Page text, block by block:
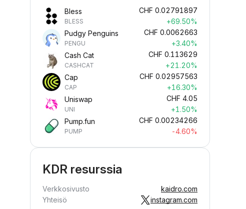
Bless
BLESS
CHF 0.02791897
+69.50%
Pudgy Penguins
PENGU
CHF 0.0062663
+3.40%
Cash Cat
CASHCAT
CHF 0.113629
+21.20%
Cap
CAP
CHF 0.02957563
+16.30%
Uniswap
UNI
CHF 4.05
+1.50%
Pump.fun
PUMP
CHF 0.00234266
-4.60%
KDR resurssia
Verkkosivusto
kaidro.com
Yhteisö
instagram.com